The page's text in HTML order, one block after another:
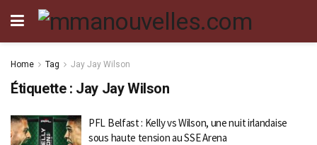
Home Tag Jay Jay Wilson
Étiquette : Jay Jay Wilson
PFL Belfast : Kelly vs Wilson, une nuit irlandaise
sous haute tension au SSE Arena